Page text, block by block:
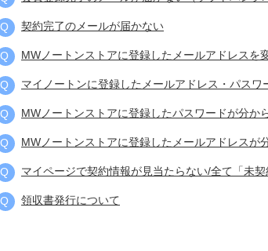
契約完了のメールが届かない
MWノートンストアに登録したメールアドレスを
マイノートンに登録したメールアドレス・パスワ
MWノートンストアに登録したパスワードが分か
MWノートンストアに登録したメールアドレスが
マイページで契約情報が見当たらない/全て「未
領収書発行について